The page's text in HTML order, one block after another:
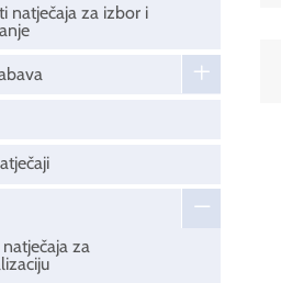
natječaja za izbor i
za